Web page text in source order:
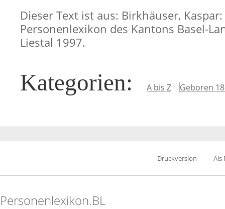
Dieser Text ist aus: Birkhäuser, Kaspar:
Personenlexikon des Kantons Basel-
Liestal 1997.
Kategorien: A bis Z Geboren
Druckversion Als
Personenlexikon.BL